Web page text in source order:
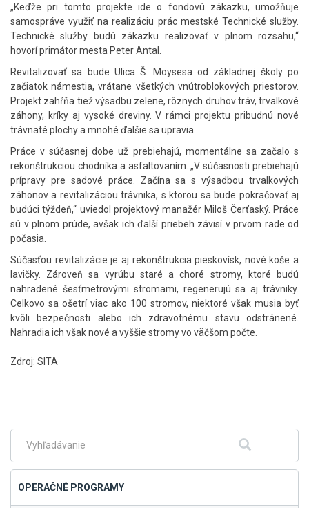
„Keďže pri tomto projekte ide o fondovú zákazku, umožňuje
samospráve využiť na realizáciu prác mestské Technické služby.
Technické služby budú zákazku realizovať v plnom rozsahu,“
hovorí primátor mesta Peter Antal.
Revitalizovať sa bude Ulica Š. Moysesa od základnej školy po
začiatok námestia, vrátane všetkých vnútroblokových priestorov.
Projekt zahŕňa tiež výsadbu zelene, rôznych druhov tráv, trvalkové
záhony, kríky aj vysoké dreviny. V rámci projektu pribudnú nové
trávnaté plochy a mnohé ďalšie sa upravia.
Práce v súčasnej dobe už prebiehajú, momentálne sa začalo s
rekonštrukciou chodníka a asfaltovaním. „V súčasnosti prebiehajú
prípravy pre sadové práce. Začína sa s výsadbou trvalkových
záhonov a revitalizáciou trávnika, s ktorou sa bude pokračovať aj
budúci týždeň,“ uviedol projektový manažér Miloš Čerťaský. Práce
sú v plnom prúde, avšak ich ďalší priebeh závisí v prvom rade od
počasia.
Súčasťou revitalizácie je aj rekonštrukcia pieskovísk, nové koše a
lavičky. Zároveň sa vyrúbu staré a choré stromy, ktoré budú
nahradené šesťmetrovými stromami, regenerujú sa aj trávniky.
Celkovo sa ošetrí viac ako 100 stromov, niektoré však musia byť
kvôli bezpečnosti alebo ich zdravotnému stavu odstránené.
Nahradia ich však nové a vyššie stromy vo väčšom počte.
Zdroj: SITA
hlavné
menu
Fulltextové
Hľadať
OPERAČNÉ PROGRAMY